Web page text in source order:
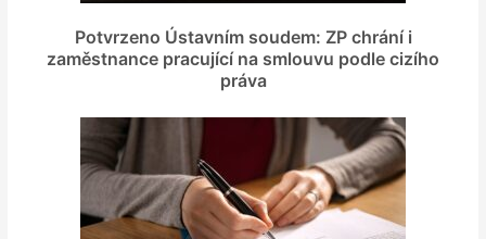
Potvrzeno Ústavním soudem: ZP chrání i
zaměstnance pracující na smlouvu podle cizího
práva